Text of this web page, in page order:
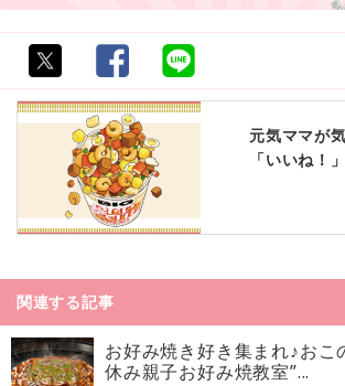
元気ママが
「いいね！
関連する記事
お好み焼き好き集まれ♪おこ
休み親子お好み焼教室”...